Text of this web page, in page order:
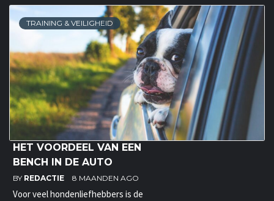
TRAINING & VEILIGHEID
HET VOORDEEL VAN EEN
BENCH IN DE AUTO
BY REDACTIE 8 MAANDEN AGO
Voor veel hondenliefhebbers is de